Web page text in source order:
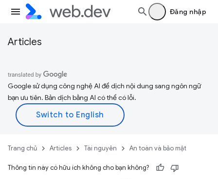
Đăng nhập
Articles
Google sử dụng công nghệ AI để dịch nội dung sang ngôn ngữ
bạn ưu tiên. Bản dịch bằng AI có thể có lỗi.
Trang chủ Articles Tài nguyên An toàn và bảo mật
Thông tin này có hữu ích không cho bạn không?